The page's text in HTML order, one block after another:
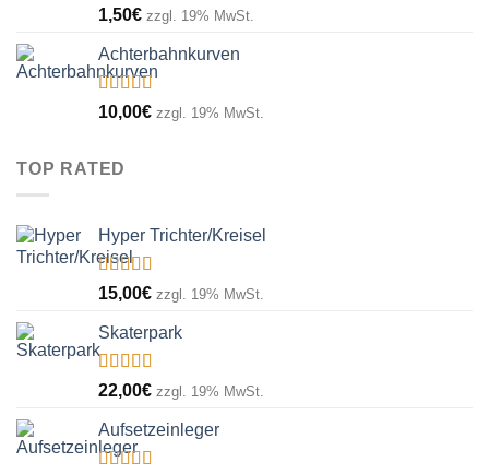
Bewertet
mit
von
5
1,50€ zzgl. 19% MwSt.
Achterbahnkurven
Bewertet
mit
10,00€ zzgl. 19% MwSt.
TOP RATED
Hyper Trichter/Kreisel
Bewertet
mit
von
5
15,00€ zzgl. 19% MwSt.
Skaterpark
Bewertet
mit
von
5
22,00€ zzgl. 19% MwSt.
Aufsetzeinleger